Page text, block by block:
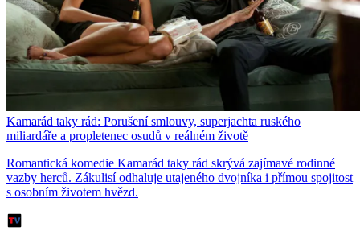
Kamarád taky rád: Porušení smlouvy, superjachta ruského
miliardáře a propletenec osudů v reálném životě
Romantická komedie Kamarád taky rád skrývá zajímavé rodinné
vazby herců. Zákulisí odhaluje utajeného dvojníka i přímou spojitost
s osobním životem hvězd.